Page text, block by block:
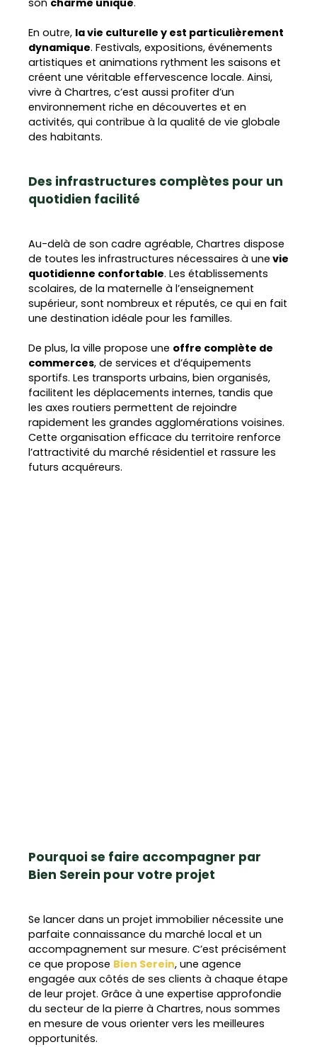
son charme unique.
En outre, la vie culturelle y est particulièrement
dynamique. Festivals, expositions, événements
artistiques et animations rythment les saisons et
créent une véritable effervescence locale. Ainsi,
vivre à Chartres, c’est aussi profiter d’un
environnement riche en découvertes et en
activités, qui contribue à la qualité de vie globale
des habitants.
Des infrastructures complètes pour un
quotidien facilité
Au-delà de son cadre agréable, Chartres dispose
de toutes les infrastructures nécessaires à une vie
quotidienne confortable. Les établissements
scolaires, de la maternelle à l’enseignement
supérieur, sont nombreux et réputés, ce qui en fait
une destination idéale pour les familles.
De plus, la ville propose une offre complète de
commerces, de services et d’équipements
sportifs. Les transports urbains, bien organisés,
facilitent les déplacements internes, tandis que
les axes routiers permettent de rejoindre
rapidement les grandes agglomérations voisines.
Cette organisation efficace du territoire renforce
l’attractivité du marché résidentiel et rassure les
futurs acquéreurs.
Pourquoi se faire accompagner par
Bien Serein pour votre projet
Se lancer dans un projet immobilier nécessite une
parfaite connaissance du marché local et un
accompagnement sur mesure. C’est précisément
ce que propose Bien Serein, une agence
engagée aux côtés de ses clients à chaque étape
de leur projet. Grâce à une expertise approfondie
du secteur de la pierre à Chartres, nous sommes
en mesure de vous orienter vers les meilleures
opportunités.